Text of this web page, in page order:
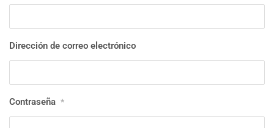
Dirección de correo electrónico
Contraseña *